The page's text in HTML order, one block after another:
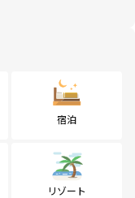
宿泊
リゾート